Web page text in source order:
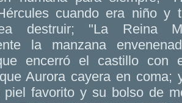
cuando era niño y
destruir; "La Reina
la manzana
encerró el castillo con
Aurora cayera en coma;
favorito y su bolso de